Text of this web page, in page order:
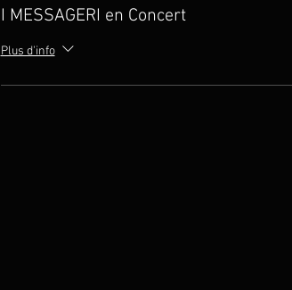
I MESSAGERI en Concert
Plus d'info